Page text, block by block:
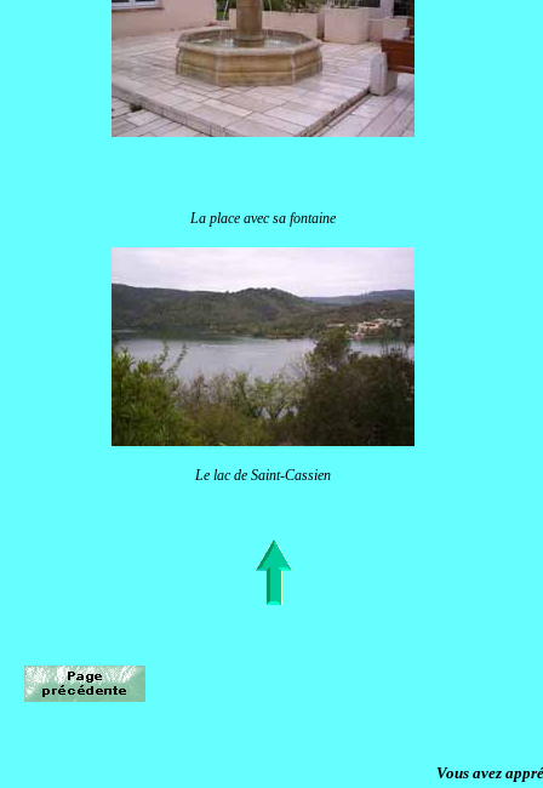
La place avec sa fontaine
Le lac de Saint-Cassien
Vous avez